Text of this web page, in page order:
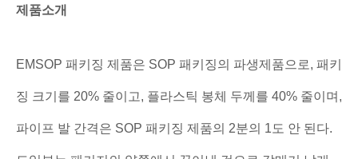
제품소개
EMSOP 패키징 제품은 SOP 패키징의 파생제품으로, 패키
징 크기를 20% 줄이고, 플라스틱 봉체 두께를 40% 줄이며,
파이프 발 간격은 SOP 패키징 제품의 2분의 1도 안 된다.